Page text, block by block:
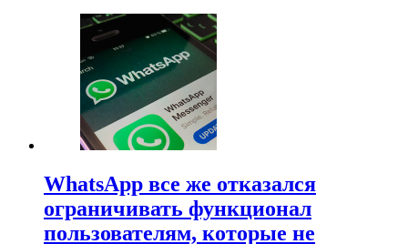
WhatsApp все же отказался
ограничивать функционал
пользователям, которые не